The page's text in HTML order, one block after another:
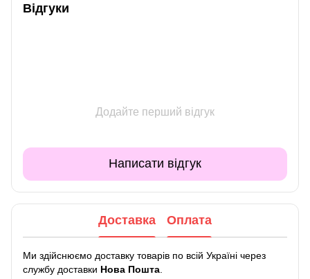
Відгуки
Додайте перший відгук
Написати відгук
Доставка Оплата
Ми здійснюємо доставку товарів по всій Україні через
службу доставки Нова Пошта